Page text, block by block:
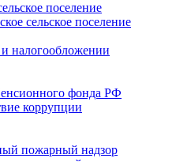
поселение
сельское поселение
налогообложении
фонда РФ
коррупции
пожарный надзор